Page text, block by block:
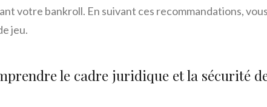
votre bankroll. En suivant ces recommandations,
jeu.
le cadre juridique et la sécurité